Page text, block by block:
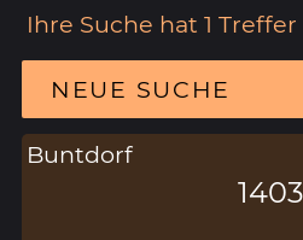
Ihre Suche hat 1
NEUE SUCHE
Buntdorf
1403